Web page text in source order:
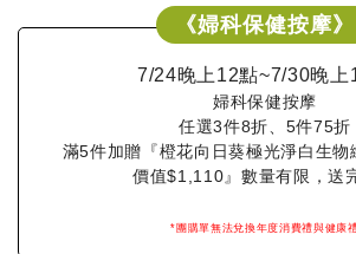
《婦科保健按摩》
7/24晚上12點~7/30晚上
婦科保健按摩
任選3件8折、5件75折
滿5件加贈『橙花向日葵極光淨白生物
價值$1,110』數量有限，送
*團購單無法兌換年度消費禮與健康